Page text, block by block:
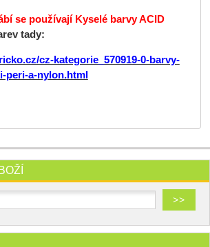
se používají Kyselé barvy ACID
tady:
cz-kategorie_570919-0-barvy-
peri-a-nylon.html